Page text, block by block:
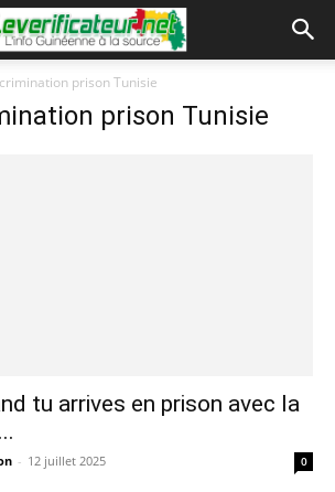
prison Tunisie
prison Tunisie
tu arrives en prison avec la
- 12 juillet 2025 0